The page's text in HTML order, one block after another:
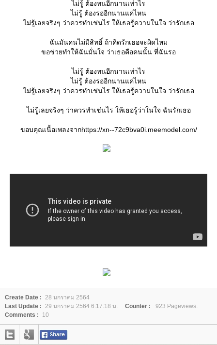
ไม่รู้ ต้องทนอีกนานเท่าไร
ไม่รู้ ต้องรออีกนานแค่ไหน
ไม่รู้เลยจริงๆ ว่าควรทำเช่นไร ให้เธอรู้ความในใจ ว่ารักเธอ
ฉันมันคนไม่มีสิทธิ์ ถ้าคิดรักเธอจะผิดไหม
ขอช่วยทำให้ฉันมั่นใจ ว่าเธอคือคนนั้น ที่ฉันรอ
ไม่รู้ ต้องทนอีกนานเท่าไร
ไม่รู้ ต้องรออีกนานแค่ไหน
ไม่รู้เลยจริงๆ ว่าควรทำเช่นไร ให้เธอรู้ความในใจ ว่ารักเธอ
ไม่รู้เลยจริงๆ ว่าควรทำเช่นไร ให้เธอรู้ว่าในใจ ฉันรักเธอ
ขอบคุณเนื้อเพลงจากhttps://xn--72c9bva0i.meemodel.com/
Create Date : 28 มกราคม 2564
Last Update : 29 มกราคม 2564 6:17:18 น. Counter :
923 Pageviews.
Comments :
10